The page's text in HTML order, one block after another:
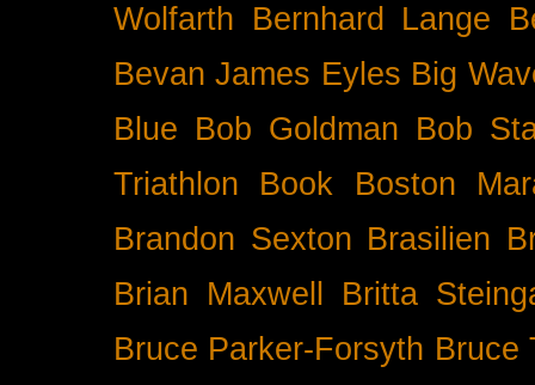
Wolfarth Bernhard Lange
Bevan James Eyles Big
Blue Bob Goldman Bob
Triathlon
Book
Boston
Brandon Sexton Brasilien
Brian Maxwell
Britta
Bruce Parker-Forsyth Bruce